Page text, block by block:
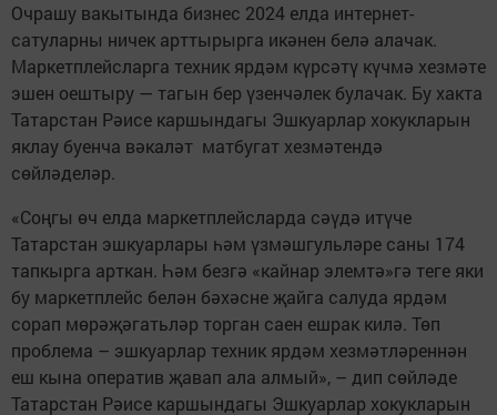
Очрашу вакытында бизнес 2024 елда интернет-
сатуларны ничек арттырырга икәнен белә алачак.
Маркетплейсларга техник ярдәм күрсәтү күчмә хезмәте
эшен оештыру — тагын бер үзенчәлек булачак. Бу хакта
Татарстан Рәисе каршындагы Эшкуарлар хокукларын
яклау буенча вәкаләт матбугат хезмәтендә
сөйләделәр.
«Соңгы өч елда маркетплейсларда сәүдә итүче
Татарстан эшкуарлары һәм үзмәшгульләре саны 174
тапкырга арткан. Һәм безгә «кайнар элемтә»гә теге яки
бу маркетплейс белән бәхәсне җайга салуда ярдәм
сорап мөрәҗәгатьләр торган саен ешрак килә. Төп
проблема – эшкуарлар техник ярдәм хезмәтләреннән
еш кына оператив җавап ала алмый», – дип сөйләде
Татарстан Рәисе каршындагы Эшкуарлар хокукларын